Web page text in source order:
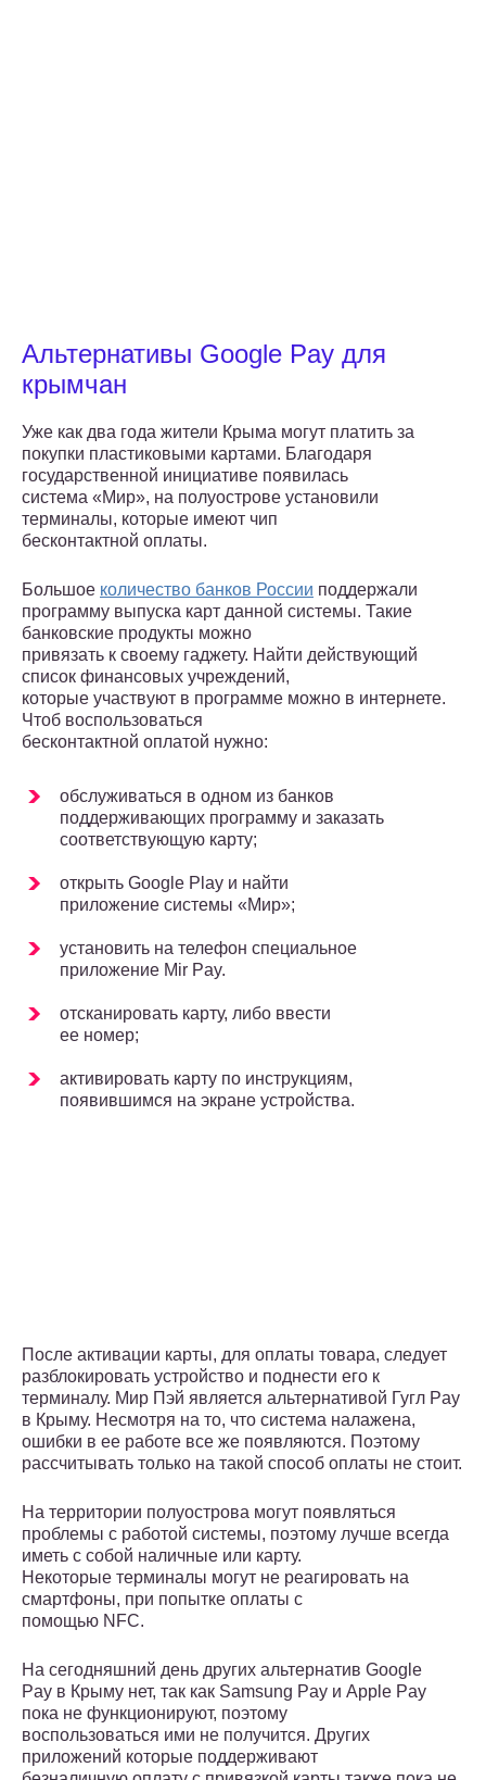
Альтернативы Google Pay для
крымчан
Уже как два года жители Крыма могут платить за
покупки пластиковыми картами. Благодаря
государственной инициативе появилась
система «Мир», на полуострове установили
терминалы, которые имеют чип
бесконтактной оплаты.
Большое количество банков России поддержали
программу выпуска карт данной системы. Такие
банковские продукты можно
привязать к своему гаджету. Найти действующий
список финансовых учреждений,
которые участвуют в программе можно в интернете.
Чтоб воспользоваться
бесконтактной оплатой нужно:
обслуживаться в одном из банков
поддерживающих программу и заказать
соответствующую карту;
открыть Google Play и найти
приложение системы «Мир»;
установить на телефон специальное
приложение Mir Pay.
отсканировать карту, либо ввести
ее номер;
активировать карту по инструкциям,
появившимся на экране устройства.
После активации карты, для оплаты товара, следует
разблокировать устройство и поднести его к
терминалу. Мир Пэй является альтернативой Гугл Pay
в Крыму. Несмотря на то, что система налажена,
ошибки в ее работе все же появляются. Поэтому
рассчитывать только на такой способ оплаты не стоит.
На территории полуострова могут появляться
проблемы с работой системы, поэтому лучше всегда
иметь с собой наличные или карту.
Некоторые терминалы могут не реагировать на
смартфоны, при попытке оплаты с
помощью NFC.
На сегодняшний день других альтернатив Google
Pay в Крыму нет, так как Samsung Pay и Apple Pay
пока не функционируют, поэтому
воспользоваться ими не получится. Других
приложений которые поддерживают